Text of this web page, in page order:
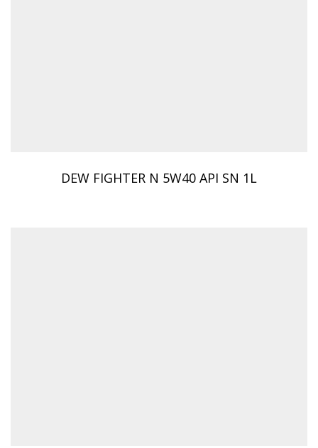
DEW FIGHTER N 5W40 API SN 1L